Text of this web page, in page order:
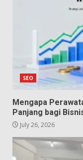
SEO
Mengapa
Panjang bagi
July 26, 2026